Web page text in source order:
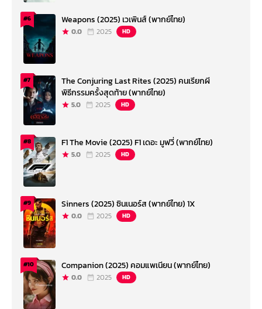
#6 Weapons (2025) เวเพินส์ (พากย์ไทย)
0.0 2025 HD
#7
The Conjuring Last Rites (2025) คนเรียกผี
พิธีกรรมครั้งสุดท้าย (พากย์ไทย)
5.0 2025 HD
#8 F1 The Movie (2025) F1 เดอะ มูฟวี่ (พากย์ไทย)
5.0 2025 HD
#9 Sinners (2025) ซินเนอร์ส (พากย์ไทย) 1X
0.0 2025 HD
#10 Companion (2025) คอมแพเนียน (พากย์ไทย)
0.0 2025 HD